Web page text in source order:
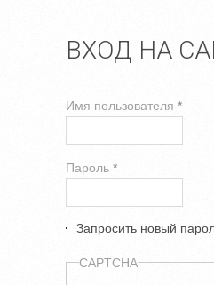
ВХОД НА
Имя пользователя *
Пароль *
Запросить новый
CAPTCHA